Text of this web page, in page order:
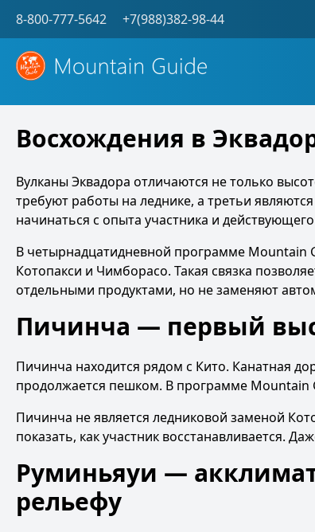
8-800-777-5642 +7(988)382-98-44
Восхождения в
Вулканы Эквадора отличаются не только
требуют работы на леднике, а третьи
начинаться с опыта участника и
В четырнадцатидневной программе Mountain
Котопакси и Чимборасо. Такая связка
отдельными продуктами, но не заменяют
Пичинча — первый
Пичинча находится рядом с Кито. Канатная
продолжается пешком. В программе Mountain
Пичинча не является ледниковой заменой
показать, как участник восстанавливается.
Руминьяуи —
рельефу